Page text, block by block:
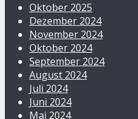
Oktober 2025
Dezember 2024
November 2024
Oktober 2024
September 2024
August 2024
Juli 2024
Juni 2024
Mai 2024